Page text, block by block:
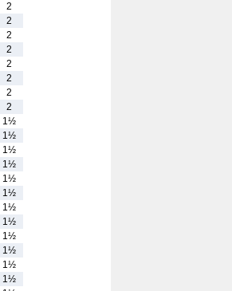
2
2
2
2
2
2
2
2
1½
1½
1½
1½
1½
1½
1½
1½
1½
1½
1½
1½